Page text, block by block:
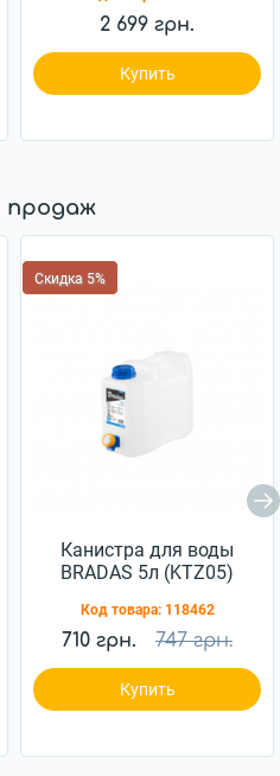
2 699 грн.
Купить
Скидка 5%
Канистра для воды
BRADAS 5л (KTZ05)
Код товара: 118462
710 грн. 747 грн.
Купить